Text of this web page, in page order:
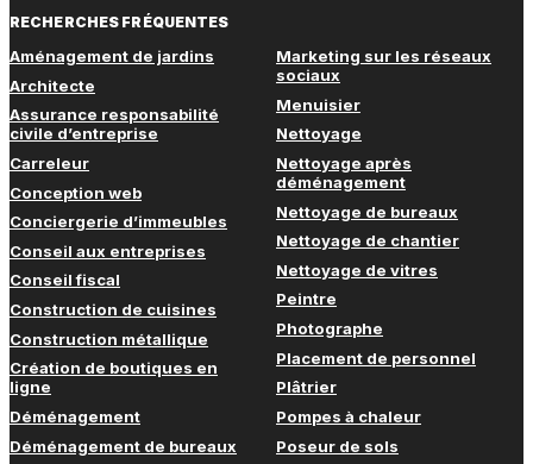
RECHERCHES FRÉQUENTES
Aménagement de jardins
Architecte
Assurance responsabilité
civile d’entreprise
Carreleur
Conception web
Conciergerie d’immeubles
Conseil aux entreprises
Conseil fiscal
Construction de cuisines
Construction métallique
Création de boutiques en
ligne
Déménagement
Déménagement de bureaux
Marketing sur les réseaux
sociaux
Menuisier
Nettoyage
Nettoyage après
déménagement
Nettoyage de bureaux
Nettoyage de chantier
Nettoyage de vitres
Peintre
Photographe
Placement de personnel
Plâtrier
Pompes à chaleur
Poseur de sols